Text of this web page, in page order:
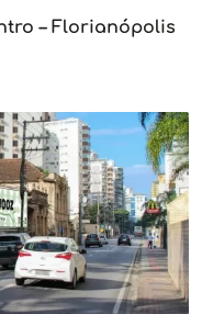
– Florianópolis